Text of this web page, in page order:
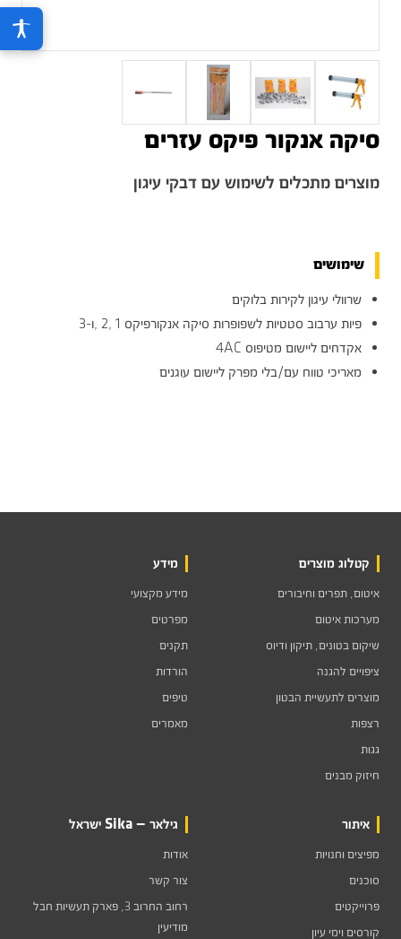
סיקה אנקור פיקס עזרים
מוצרים מתכלים לשימוש עם דבקי עיגון
שימושים
שרוולי עיגון לקירות בלוקים
פיות ערבוב סטטיות לשפופרות סיקה אנקורפיקס 1 ,2 ,ו-3
אקדחים ליישום מטיפוס 4AC
מאריכי טווח עם/בלי מפרק ליישום עוגנים
קטלוג מוצרים
איטום, תפרים וחיבורים
מערכות איטום
שיקום בטונים, תיקון ודיוס
ציפויים להגנה
מוצרים לתעשיית הבטון
רצפות
גגות
חיזוק מבנים
מידע
מידע מקצועי
מפרטים
תקנים
הורדות
טיפים
מאמרים
איתור
מפיצים וחנויות
סוכנים
פרוייקטים
קורסים וימי עיון
גילאר — Sika ישראל
אודות
צור קשר
רחוב החרוב 3, פארק תעשיות חבל
מודיעין